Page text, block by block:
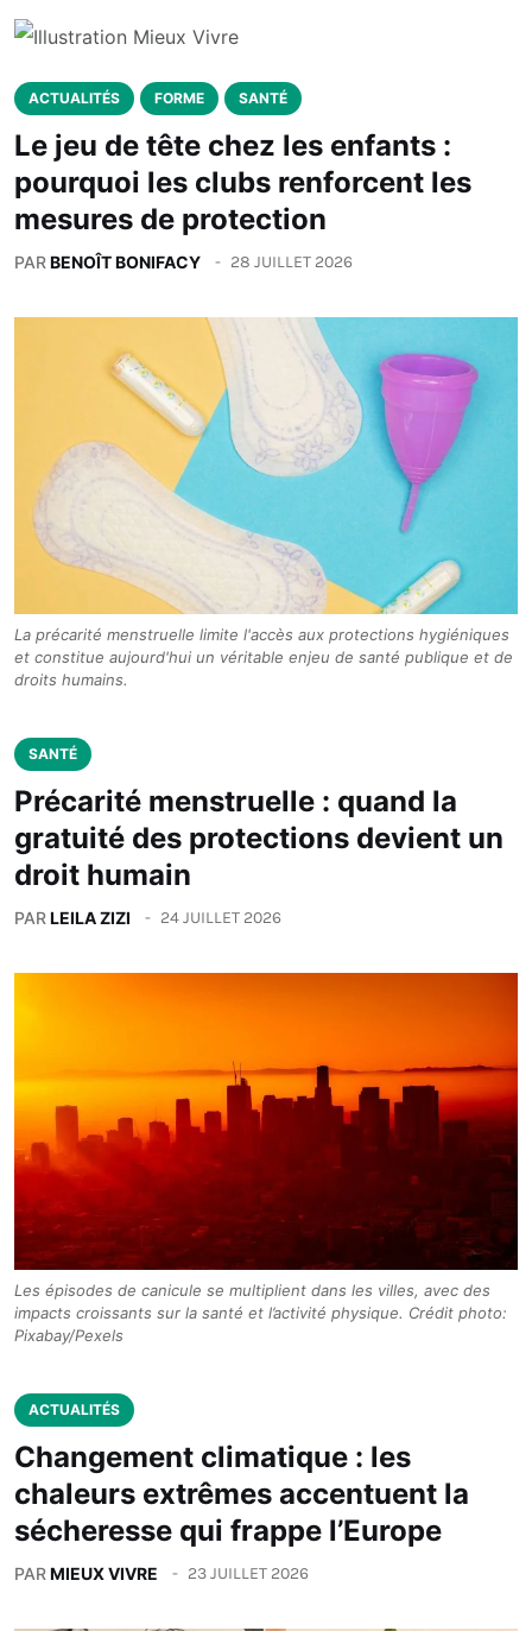
ACTUALITÉS FORME SANTÉ
Le jeu de tête chez les enfants :
pourquoi les clubs renforcent les
mesures de protection
PARBENOÎT BONIFACY 28 JUILLET 2026
La précarité menstruelle limite l'accès aux protections hygiéniques
et constitue aujourd'hui un véritable enjeu de santé publique et de
droits humains.
SANTÉ
Précarité menstruelle : quand la
gratuité des protections devient un
droit humain
PARLEILA ZIZI 24 JUILLET 2026
Les épisodes de canicule se multiplient dans les villes, avec des
impacts croissants sur la santé et l’activité physique. Crédit photo:
Pixabay/Pexels
ACTUALITÉS
Changement climatique : les
chaleurs extrêmes accentuent la
sécheresse qui frappe l’Europe
PARMIEUX VIVRE 23 JUILLET 2026